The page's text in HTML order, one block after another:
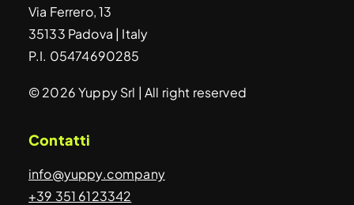
Via Ferrero, 13
35133 Padova | Italy
P.I. 05474690285
© 2026 Yuppy Srl | All right reserved
Contatti
info@yuppy.company
+39 351 6123342